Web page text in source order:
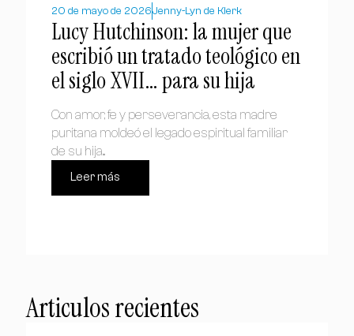
20 de mayo de 2026Jenny-Lyn de Klerk
Lucy Hutchinson: la mujer que
escribió un tratado teológico en
el siglo XVII… para su hija
Con amor, fe y perseverancia, esta madre
puritana moldeó el legado espiritual familiar
de su hija...
Leer más
Articulos recientes